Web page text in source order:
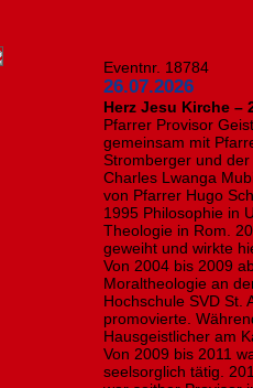
Eventnr. 18784
26.07.2026
Herz Jesu Kirche –
Pfarrer Provisor
gemeinsam mit
Stromberger und
Charles Lwanga
von Pfarrer Hugo
1995 Philosophie in
Theologie in Rom.
geweiht und wirkte
Von 2004 bis 2009
Moraltheologie an
Hochschule SVD St.
promovierte.
Hausgeistlicher am
Von 2009 bis 2011
seelsorglich tätig.